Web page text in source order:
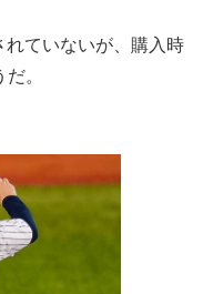
ていないが、購入時
。